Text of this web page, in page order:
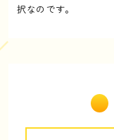
択なのです。